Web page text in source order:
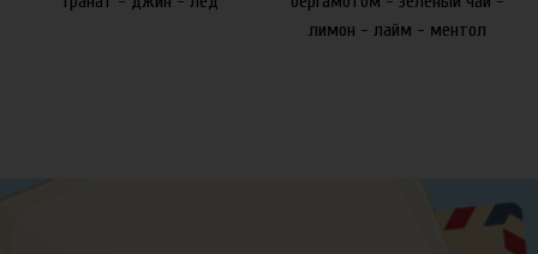
лимон - лайм - ментол